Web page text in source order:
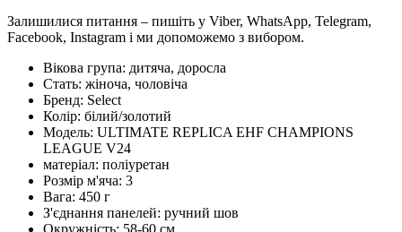
Залишилися питання – пишіть у Viber, WhatsApp, Telegram,
Facebook, Instagram і ми допоможемо з вибором.
Вікова група: дитяча, доросла
Стать: жіноча, чоловіча
Бренд: Select
Колір: білий/золотий
Модель: ULTIMATE REPLICA EHF CHAMPIONS
LEAGUE V24
матеріал: поліуретан
Розмір м'яча: 3
Вага: 450 г
З'єднання панелей: ручний шов